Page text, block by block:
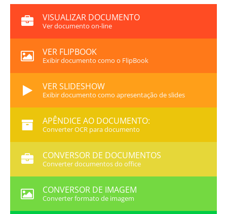
VISUALIZAR DOCUMENTO
Ver documento on-line
VER FLIPBOOK
Exibir documento como o FlipBook
VER SLIDESHOW
Exibir documento como apresentação de slides
APÊNDICE AO DOCUMENTO:
Converter OCR para documento
CONVERSOR DE DOCUMENTOS
Converter documentos do office
CONVERSOR DE IMAGEM
Converter formato de imagem